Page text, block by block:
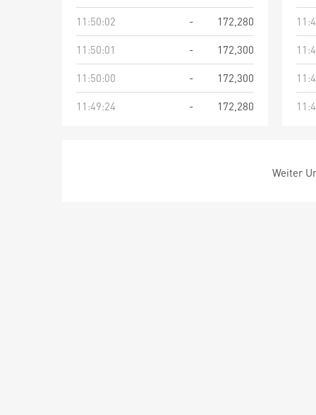
11:50:02
-
172,280
11:50:01
-
172,300
11:50:00
-
172,300
11:49:24
- 172,280
Weiter